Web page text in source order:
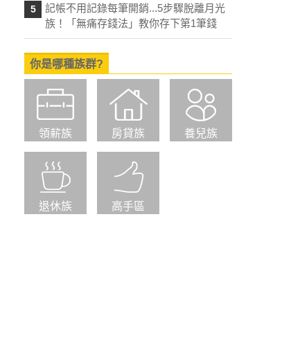
5
記帳不用記錄每筆開銷...5步驟脫離月光
族！「無痛存錢法」教你存下第1筆錢
你是哪種族群?
領薪族 房貸族 養兒族
退休族 高手區